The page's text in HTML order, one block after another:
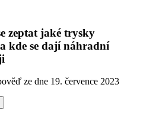
zeptat jaké trysky
kde se dají náhradní
ze dne 19. července 2023